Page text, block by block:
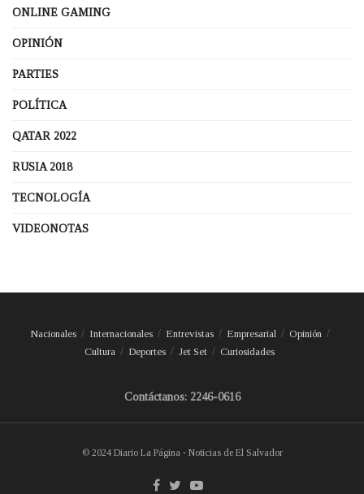
ONLINE GAMING
OPINIÓN
PARTIES
POLÍTICA
QATAR 2022
RUSIA 2018
TECNOLOGÍA
VIDEONOTAS
Nacionales Internacionales Entrevistas Empresarial
Opinión
Cultura
Deportes Jet Set Curiosidades
Contáctanos: 2246-0616
© 2024 Diario La Página - Noticias de El Salvador